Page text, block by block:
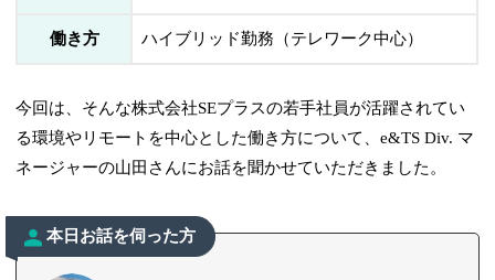
働き方 ハイブリッド勤務（テレワーク中心）
今回は、そんな株式会社SEプラスの若手社員が活躍されてい
る環境やリモートを中心とした働き方について、e&TS Div. マ
ネージャーの山田さんにお話を聞かせていただきました。
本日お話を伺った方